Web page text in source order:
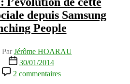
depuis Samsung
People
ParJérôme HOARAU
Date
de
l’article
30/01/2014
2 commentaires
Simplon.co